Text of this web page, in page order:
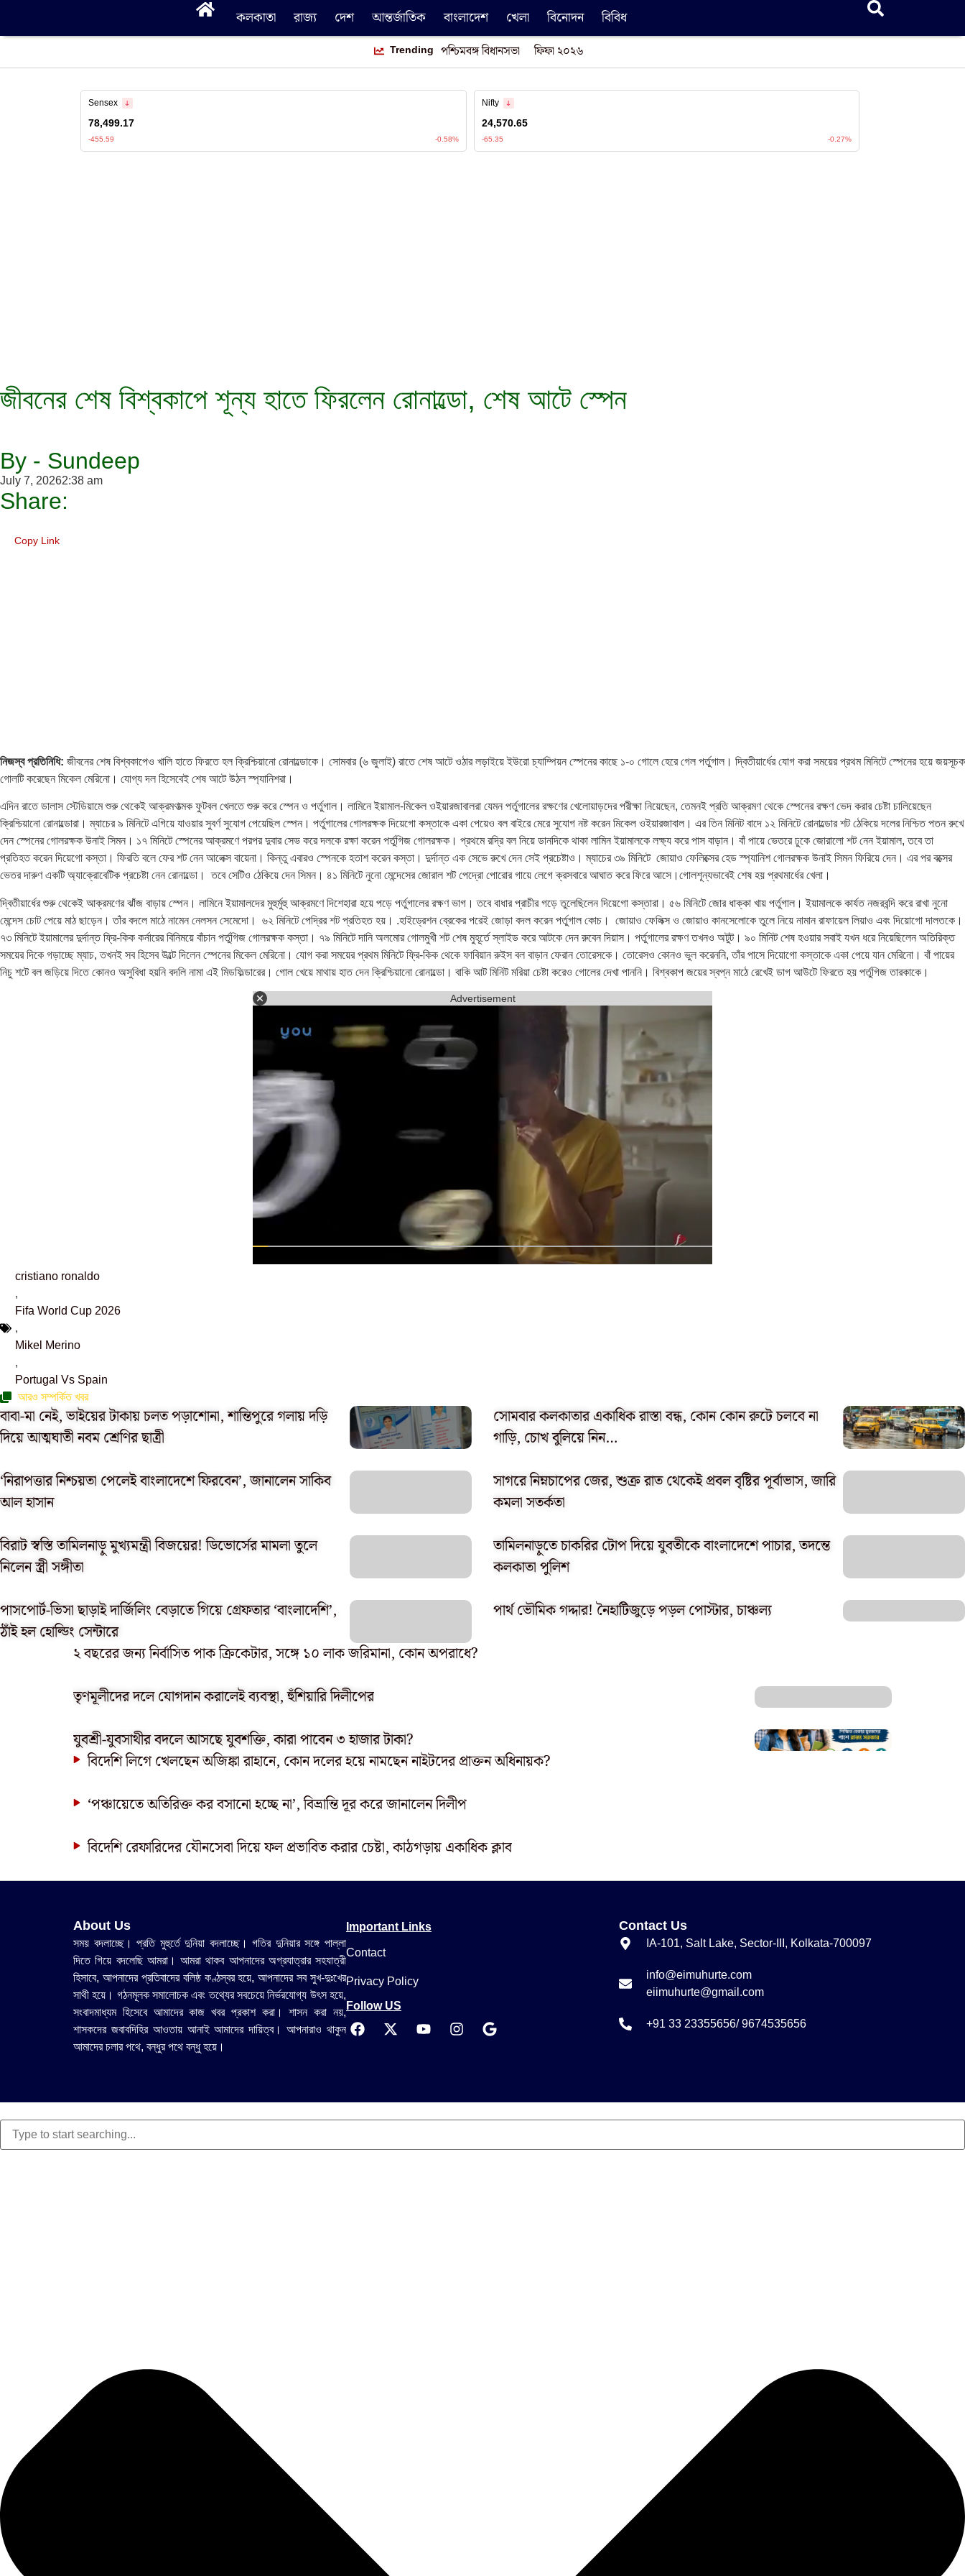
কলকাতা রাজ্য দেশ আন্তর্জাতিক বাংলাদেশ খেলা বিনোদন বিবিধ
Trending পশ্চিমবঙ্গ বিধানসভা ফিফা ২০২৬
জীবনের শেষ বিশ্বকাপে শূন্য হাতে ফিরলেন রোনাল্ডো, শেষ আটে স্পেন
By - Sundeep
July 7, 20262:38 am
Share:
Copy Link
নিজস্ব প্রতিনিধি: জীবনের শেষ বিশ্বকাপেও খালি হাতে ফিরতে হল ক্রিশ্চিয়ানো রোনাল্ডোকে। সোমবার (৬ জুলাই) রাতে শেষ আটে ওঠার লড়াইয়ে ইউরো চ্যাম্পিয়ন স্পেনের কাছে ১-০ গোলে হেরে গেল পর্তুগাল। দ্বিতীয়ার্ধের যোগ করা সময়ের প্রথম মিনিটে স্পেনের হয়ে জয়সূচক
গোলটি করেছেন মিকেল মেরিনো। যোগ্য দল হিসেবেই শেষ আটে উঠল স্প্যানিশরা।
এদিন রাতে ডালাস স্টেডিয়ামে শুরু থেকেই আক্রমণাত্মক ফুটবল খেলতে শুরু করে স্পেন ও পর্তুগাল। লামিনে ইয়ামাল-মিকেল ওইয়ারজাবালরা যেমন পর্তুগালের রক্ষণের খেলোয়াড়দের পরীক্ষা নিয়েছেন, তেমনই প্রতি আক্রমণ থেকে স্পেনের রক্ষণ ভেদ করার চেষ্টা চালিয়েছেন
ক্রিশ্চিয়ানো রোনাল্ডোরা। ম্যাচের ৯ মিনিটে এগিয়ে যাওয়ার সুবর্ণ সুযোগ পেয়েছিল স্পেন। পর্তুগালের গোলরক্ষক দিয়েগো কস্তাকে একা পেয়েও বল বাইরে মেরে সুযোগ নষ্ট করেন মিকেল ওইয়ারজাবাল। এর তিন মিনিট বাদে ১২ মিনিটে রোনাল্ডোর শট ঠেকিয়ে দলের নিশ্চিত পতন রুখে
দেন স্পেনের গোলরক্ষক উনাই সিমন। ১৭ মিনিটে স্পেনের আক্রমণে পরপর দুবার সেভ করে দলকে রক্ষা করেন পর্তুগিজ গোলরক্ষক। প্রথমে রদ্রি বল নিয়ে ডানদিকে থাকা লামিন ইয়ামালকে লক্ষ্য করে পাস বাড়ান। বাঁ পায়ে ভেতরে ঢুকে জোরালো শট নেন ইয়ামাল, তবে তা
প্রতিহত করেন দিয়েগো কস্তা। ফিরতি বলে ফের শট নেন আলেক্স বায়েনা। কিন্তু এবারও স্পেনকে হতাশ করেন কস্তা। দুর্দান্ত এক সেভে রুখে দেন সেই প্রচেষ্টাও। ম্যাচের ৩৯ মিনিটে জোয়াও ফেলিক্সের হেড স্প্যানিশ গোলরক্ষক উনাই সিমন ফিরিয়ে দেন। এর পর বক্সের
ভেতর দারুণ একটি অ্যাক্রোবেটিক প্রচেষ্টা নেন রোনাল্ডো। তবে সেটিও ঠেকিয়ে দেন সিমন। ৪১ মিনিটে নুনো মেন্দেসের জোরাল শট পেদ্রো পোরোর গায়ে লেগে ক্রসবারে আঘাত করে ফিরে আসে।গোলশূন্যভাবেই শেষ হয় প্রথমার্ধের খেলা।
দ্বিতীয়ার্ধের শুরু থেকেই আক্রমণের ঝাঁজ বাড়ায় স্পেন। লামিনে ইয়ামালদের মুহুর্মুহু আক্রমণে দিশেহারা হয়ে পড়ে পর্তুগালের রক্ষণ ভাগ। তবে বাধার প্রাচীর গড়ে তুলেছিলেন দিয়েগো কস্তারা। ৫৬ মিনিটে জোর ধাক্কা খায় পর্তুগাল। ইয়ামালকে কার্যত নজরবন্দি করে রাখা নুনো
মেন্দেস চোট পেয়ে মাঠ ছাড়েন। তাঁর বদলে মাঠে নামেন নেলসন সেমেদো। ৬২ মিনিটে পেদ্রির শট প্রতিহত হয়। .হাইড্রেশন ব্রেকের পরেই জোড়া বদল করেন পর্তুগাল কোচ। জোয়াও ফেলিক্স ও জোয়াও কানসেলোকে তুলে নিয়ে নামান রাফায়েল লিয়াও এবং দিয়োগো দালতকে।
৭৩ মিনিটে ইয়ামালের দুর্দান্ত ফ্রি-কিক কর্নারের বিনিময়ে বাঁচান পর্তুগিজ গোলরক্ষক কস্তা। ৭৯ মিনিটে দানি অলমোর গোলমুখী শট শেষ মুহূর্তে স্লাইড করে আটকে দেন রুবেন দিয়াস। পর্তুগালের রক্ষণ তখনও অটুট। ৯০ মিনিট শেষ হওয়ার সবাই যখন ধরে নিয়েছিলেন অতিরিক্ত
সময়ের দিকে গড়াচ্ছে ম্যাচ, তখনই সব হিসেব উল্টে দিলেন স্পেনের মিকেল মেরিনো। যোগ করা সময়ের প্রথম মিনিটে ফ্রি-কিক থেকে ফাবিয়ান রুইস বল বাড়ান ফেরান তোরেসকে। তোরেসও কোনও ভুল করেননি, তাঁর পাসে দিয়োগো কস্তাকে একা পেয়ে যান মেরিনো। বাঁ পায়ের
নিচু শটে বল জড়িয়ে দিতে কোনও অসুবিধা হয়নি বদলি নামা এই মিডফিল্ডারের। গোল খেয়ে মাথায় হাত দেন ক্রিশ্চিয়ানো রোনাল্ডো। বাকি আট মিনিট মরিয়া চেষ্টা করেও গোলের দেখা পাননি। বিশ্বকাপ জয়ের স্বপ্ন মাঠে রেখেই ডাগ আউটে ফিরতে হয় পর্তুগিজ তারকাকে।
Advertisement
cristiano ronaldo
,
Fifa World Cup 2026
,
Mikel Merino
,
Portugal Vs Spain
আরও সম্পর্কিত খবর
বাবা-মা নেই, ভাইয়ের টাকায় চলত পড়াশোনা, শান্তিপুরে গলায় দড়ি
দিয়ে আত্মঘাতী নবম শ্রেণির ছাত্রী
সোমবার কলকাতার একাধিক রাস্তা বন্ধ, কোন কোন রুটে চলবে না
গাড়ি, চোখ বুলিয়ে নিন…
‘নিরাপত্তার নিশ্চয়তা পেলেই বাংলাদেশে ফিরবেন’, জানালেন সাকিব
আল হাসান
সাগরে নিম্নচাপের জের, শুক্র রাত থেকেই প্রবল বৃষ্টির পূর্বাভাস, জারি
কমলা সতর্কতা
বিরাট স্বস্তি তামিলনাড়ু মুখ্যমন্ত্রী বিজয়ের! ডিভোর্সের মামলা তুলে
নিলেন স্ত্রী সঙ্গীতা
তামিলনাড়ুতে চাকরির টোপ দিয়ে যুবতীকে বাংলাদেশে পাচার, তদন্তে
কলকাতা পুলিশ
পাসপোর্ট-ভিসা ছাড়াই দার্জিলিং বেড়াতে গিয়ে গ্রেফতার ‘বাংলাদেশি’,
ঠাঁই হল হোল্ডিং সেন্টারে
পার্থ ভৌমিক গদ্দার! নৈহাটিজুড়ে পড়ল পোস্টার, চাঞ্চল্য
২ বছরের জন্য নির্বাসিত পাক ক্রিকেটার, সঙ্গে ১০ লাক জরিমানা, কোন অপরাধে?
তৃণমূলীদের দলে যোগদান করালেই ব্যবস্থা, হুঁশিয়ারি দিলীপের
যুবশ্রী-যুবসাথীর বদলে আসছে যুবশক্তি, কারা পাবেন ৩ হাজার টাকা?
বিদেশি লিগে খেলছেন অজিঙ্কা রাহানে, কোন দলের হয়ে নামছেন নাইটদের প্রাক্তন অধিনায়ক?
‘পঞ্চায়েতে অতিরিক্ত কর বসানো হচ্ছে না’, বিভ্রান্তি দূর করে জানালেন দিলীপ
বিদেশি রেফারিদের যৌনসেবা দিয়ে ফল প্রভাবিত করার চেষ্টা, কাঠগড়ায় একাধিক ক্লাব
About Us
সময় বদলাচ্ছে। প্রতি মুহুর্তে দুনিয়া বদলাচ্ছে। গতির দুনিয়ার সঙ্গে পাল্লা
দিতে গিয়ে বদলেছি আমরা। আমরা থাকব আপনাদের অগ্রযাত্রার সহযাত্রী
হিসাবে, আপনাদের প্রতিবাদের বলিষ্ঠ কণ্ঠস্বর হয়ে, আপনাদের সব সুখ-দুঃখের
সাথী হয়ে। গঠনমূলক সমালোচক এবং তথ্যের সবচেয়ে নির্ভরযোগ্য উ‍ৎস হয়ে,
সংবাদমাধ্যম হিসেবে আমাদের কাজ খবর প্রকাশ করা। শাসন করা নয়,
শাসকদের জবাবদিহির আওতায় আনাই আমাদের দায়িত্ব। আপনারাও থাকুন
আমাদের চলার পথে, বন্ধুর পথে বন্ধু হয়ে।
Important Links
Contact
Privacy Policy
Follow US
Contact Us
IA-101, Salt Lake, Sector-III, Kolkata-700097
info@eimuhurte.com
eiimuhurte@gmail.com
+91 33 23355656/ 9674535656